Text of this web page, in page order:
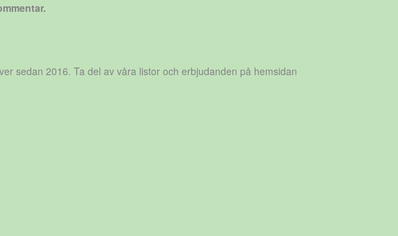
sedan 2016. Ta del av våra listor och erbjudanden på hemsidan